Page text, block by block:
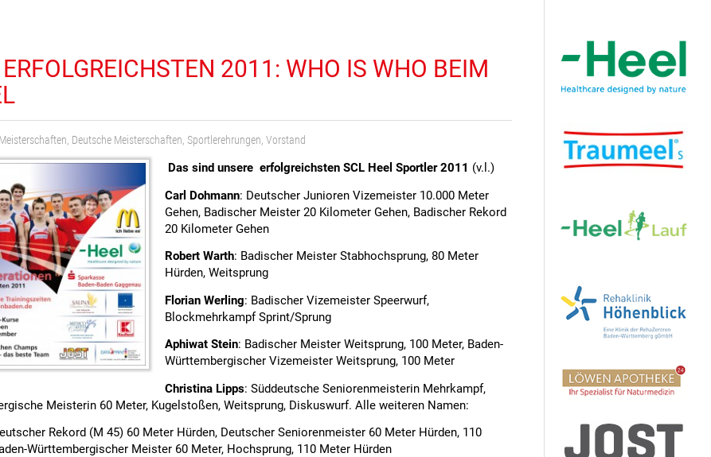
ERFOLGREICHSTEN 2011: WHO IS WHO BEIM
, Deutsche Meisterschaften, Sportlerehrungen, Vorstand
Das sind unsere erfolgreichsten SCL Heel Sportler 2011 (v.l.)
Carl Dohmann: Deutscher Junioren Vizemeister 10.000 Meter
Gehen, Badischer Meister 20 Kilometer Gehen, Badischer Rekord
20 Kilometer Gehen
Robert Warth: Badischer Meister Stabhochsprung, 80 Meter
Hürden, Weitsprung
Florian Werling: Badischer Vizemeister Speerwurf,
Blockmehrkampf Sprint/Sprung
Aphiwat Stein: Badischer Meister Weitsprung, 100 Meter, Baden-
Württembergischer Vizemeister Weitsprung, 100 Meter
Christina Lipps: Süddeutsche Seniorenmeisterin Mehrkampf,
Meisterin 60 Meter, Kugelstoßen, Weitsprung, Diskuswurf. Alle weiteren Namen:
Rekord (M 45) 60 Meter Hürden, Deutscher Seniorenmeister 60 Meter Hürden, 110
Württembergischer Meister 60 Meter, Hochsprung, 110 Meter Hürden